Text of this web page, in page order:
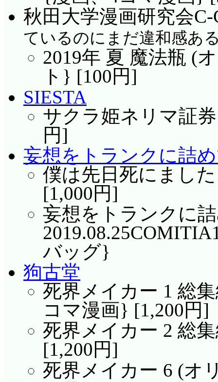
秋田大学漫画研究会
ているのにまだ違和感あ
2019年 夏 魔法瓶 (
ト} [100円]
SIESTA
サクラ姫ネリマ証
円]
妄想をトランクに詰
僕は先日死にまし
[1,000円]
妄想をトランクに
バッグ}
狗古堂
死界メイカー 1 総
コマ漫画} [1,200円]
死界メイカー 2 総
[1,200円]
死界メイカー 6 (オ